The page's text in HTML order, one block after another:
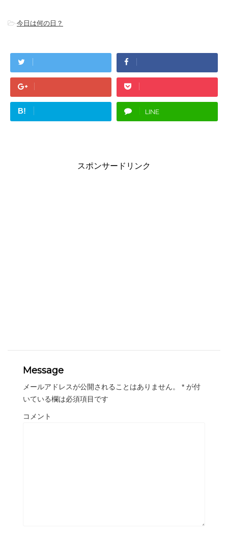
-今日は何の日？
B! LINE
スポンサードリンク
Message
メールアドレスが公開されることはありません。 * が付
いている欄は必須項目です
コメント